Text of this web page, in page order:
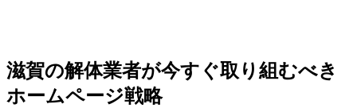
滋賀の解体業者が今すぐ取り組むべき
ホームページ戦略